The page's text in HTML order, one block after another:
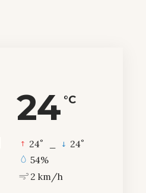
24 °C
24° 24°
54%
2 km/h